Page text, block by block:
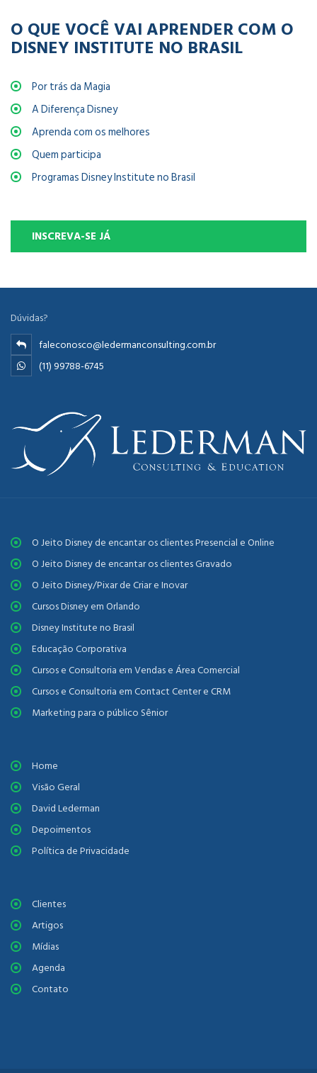
O QUE VOCÊ VAI APRENDER COM O
DISNEY INSTITUTE NO BRASIL
Por trás da Magia
A Diferença Disney
Aprenda com os melhores
Quem participa
Programas Disney Institute no Brasil
INSCREVA-SE JÁ
Dúvidas?
faleconosco@ledermanconsulting.com.br
(11) 99788-6745
O Jeito Disney de encantar os clientes Presencial e Online
O Jeito Disney de encantar os clientes Gravado
O Jeito Disney/Pixar de Criar e Inovar
Cursos Disney em Orlando
Disney Institute no Brasil
Educação Corporativa
Cursos e Consultoria em Vendas e Área Comercial
Cursos e Consultoria em Contact Center e CRM
Marketing para o público Sênior
Home
Visão Geral
David Lederman
Depoimentos
Política de Privacidade
Clientes
Artigos
Mídias
Agenda
Contato